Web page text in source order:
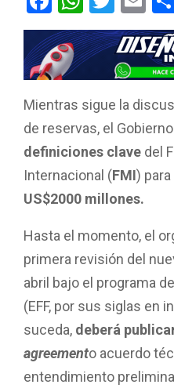
a
ce
b
o
o
k
h
at
s
A
p
p
wi
tt
er
m
ail
Mientras sigue la
de reservas, el
definiciones clave del
Internacional (FMI)
US$2000 millones.
Hasta el momento, el
primera revisión del
abril bajo el programa
(EFF, por sus siglas en
suceda, deberá
agreemento acuerdo
entendimiento